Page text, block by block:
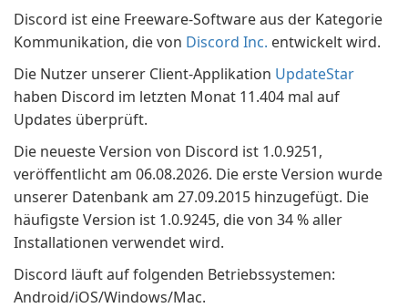
Discord ist eine Freeware-Software aus der Kategorie
Kommunikation, die von Discord Inc. entwickelt wird.
Die Nutzer unserer Client-Applikation UpdateStar
haben Discord im letzten Monat 11.404 mal auf
Updates überprüft.
Die neueste Version von Discord ist 1.0.9251,
veröffentlicht am 06.08.2026. Die erste Version wurde
unserer Datenbank am 27.09.2015 hinzugefügt. Die
häufigste Version ist 1.0.9245, die von 34 % aller
Installationen verwendet wird.
Discord läuft auf folgenden Betriebssystemen:
Android/iOS/Windows/Mac.